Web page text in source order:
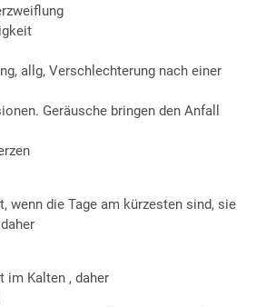
allg, Verschlechterung nach einer
Geräusche bringen den Anfall
wenn die Tage am kürzesten sind, sie
im Kalten , daher